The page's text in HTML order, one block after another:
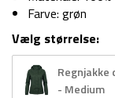
Farve: grøn
Vælg størrelse:
Regnjakke
- Medium